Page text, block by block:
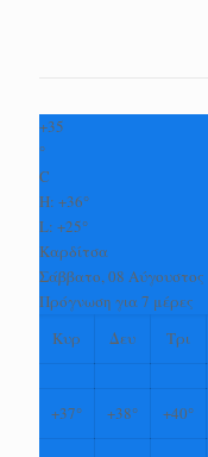
+35
°
C
H: +36°
L: +25°
Καρδίτσα
Σάββατο, 08 Αύγουστος
Πρόγνωση για 7 μέρες
Κυρ
Δευ Τρι
+37° +38° +40°